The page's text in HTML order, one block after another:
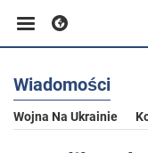
Biznes
Wiadomości
Wojna Na Ukrainie